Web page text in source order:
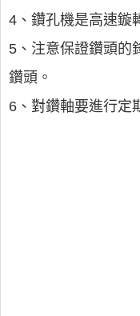
4、鑽孔機是高速鏇
5、注意保證鑽頭的
鑽頭。
6、對鑽軸要進行定